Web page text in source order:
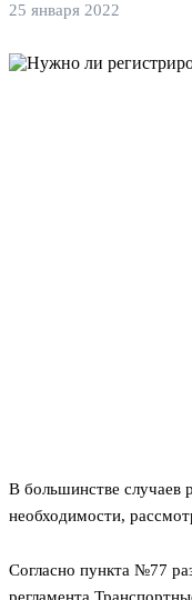
25 января 2022
В большинстве случаев
необходимости,
Согласно пункта №77